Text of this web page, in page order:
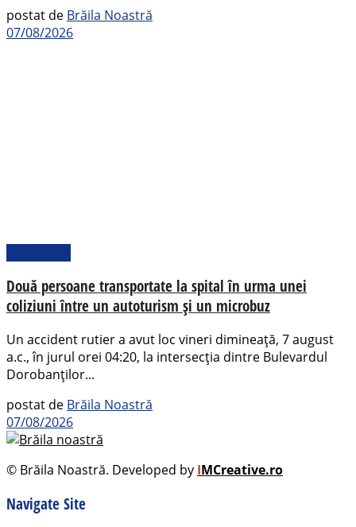
postat de Brăila Noastră
07/08/2026
Două persoane transportate la spital în urma unei
coliziuni între un autoturism și un microbuz
Un accident rutier a avut loc vineri dimineață, 7 august
a.c., în jurul orei 04:20, la intersecția dintre Bulevardul
Dorobanților...
postat de Brăila Noastră
07/08/2026
© Brăila Noastră. Developed by IMCreative.ro
Navigate Site